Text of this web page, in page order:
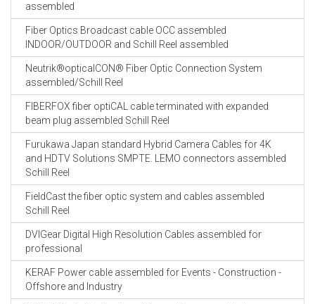
assembled
Fiber Optics Broadcast cable OCC assembled
INDOOR/OUTDOOR and Schill Reel assembled
Neutrik®opticalCON® Fiber Optic Connection System
assembled/Schill Reel
FIBERFOX fiber optiCAL cable terminated with expanded
beam plug assembled Schill Reel
Furukawa Japan standard Hybrid Camera Cables for 4K
and HDTV Solutions SMPTE. LEMO connectors assembled
Schill Reel
FieldCast the fiber optic system and cables assembled
Schill Reel
DVIGear Digital High Resolution Cables assembled for
professional
KERAF Power cable assembled for Events - Construction -
Offshore and Industry